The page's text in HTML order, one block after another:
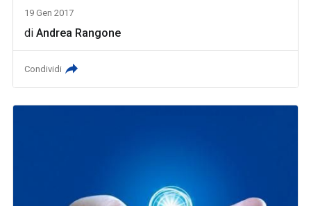
19 Gen 2017
diAndrea Rangone
Condividi